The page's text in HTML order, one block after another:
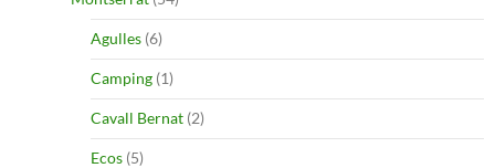
Agulles (6)
Camping (1)
Cavall Bernat (2)
Ecos (5)